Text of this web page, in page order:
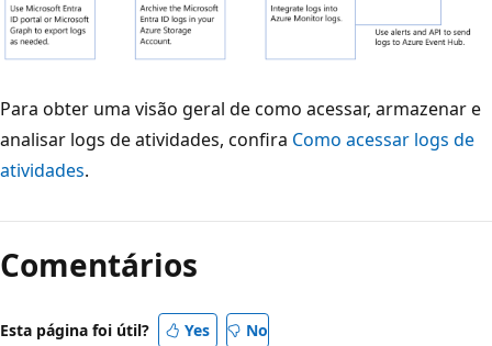
Para obter uma visão geral de como acessar, armazenar e
analisar logs de atividades, confira Como acessar logs de
atividades.
Comentários
Esta página foi útil? Yes No